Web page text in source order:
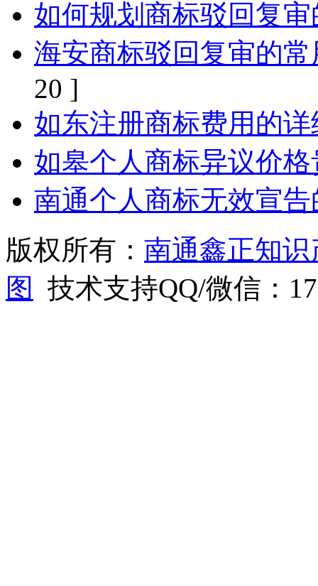
如何规划商标驳回复
海安商标驳回复审的
20 ]
如东注册商标费用的
如皋个人商标异议价
南通个人商标无效宣
版权所有： 南通鑫正知
图
技术支持QQ/微信：